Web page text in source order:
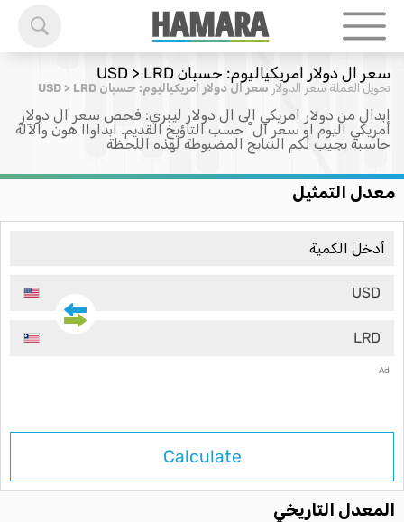
سعر ال دولار امريكياليوم: حسبان USD > LRD
تحويل العملة سعر الدولار سعر ال دولار امريكياليوم: حسبان USD > LRD
إبدال من دولار امريكي الى ال دولار ليبري: فحص سعر ال دولار
امريكي اليوم او سعر ال ْ حسب التاؤيخ القديم. ابداواا هون والآلة
حاسبة يجيب لكم النتايج المضبوطة لهذه اللحظة
معدل التمثيل
USD
LRD
Ad
Calculate
المعدل التاريخي